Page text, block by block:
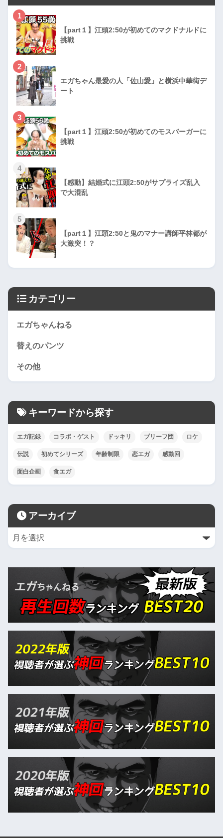
1
【part１】江頭2:50が初めてのマクドナルドに
挑戦
2
エガちゃん最愛の人「佐山愛」と横浜中華街デ
ート
3
【part１】江頭2:50が初めてのモスバーガーに
挑戦
4
【感動】結婚式に江頭2:50がサプライズ乱入
で大混乱
5
【part１】江頭2:50と鬼のマナー講師平林都が
大激突！？
カテゴリー
エガちゃんねる
替えのパンツ
その他
キーワードから探す
エガ記録 コラボ・ゲスト ドッキリ ブリーフ団 ロケ
伝説 初めてシリーズ 年齢制限 恋エガ 感動回
面白企画 食エガ
アーカイブ